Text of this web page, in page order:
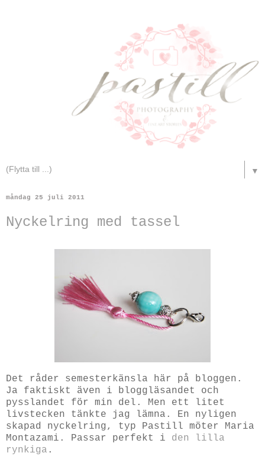
▼
måndag 25 juli 2011
Nyckelring med tassel
Det råder semesterkänsla här på bloggen.
Ja faktiskt även i bloggläsandet och
pysslandet för min del. Men ett litet
livstecken tänkte jag lämna. En nyligen
skapad nyckelring, typ Pastill möter Maria
Montazami. Passar perfekt i den lilla
rynkiga .